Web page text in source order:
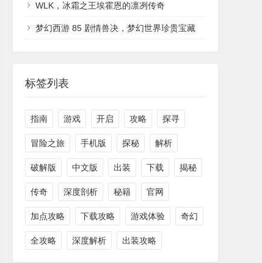
WLK，冰霜之王埃霍恩的凛冽传奇
梦幻西游 85 剧情兽决，梦幻世界珍贵宝藏
标签列表
指南 游戏 开启 攻略 探寻
冒险之旅 手机版 探秘 解析
破解版 中文版 出装 下载 揭秘
传奇 深度剖析 秘籍 官网
加点攻略 下载攻略 游戏体验 奇幻
全攻略 深度解析 出装攻略